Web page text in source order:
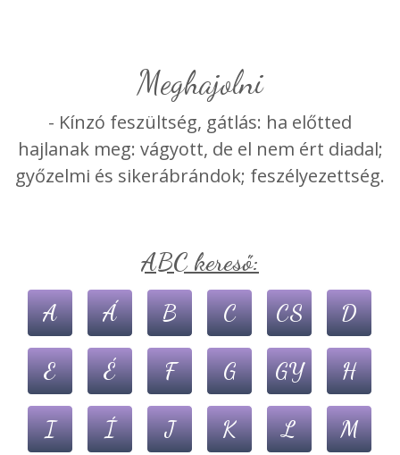
meghajolni
- Kínzó feszültség, gátlás: ha előtted
hajlanak meg: vágyott, de el nem ért diadal;
győzelmi és sikerábrándok; feszélyezettség.
ABC kereső:
A Á B C CS D
E É F G GY H
I Í J K L M